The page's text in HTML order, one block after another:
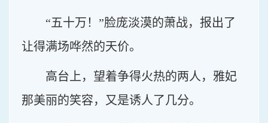
“五十万！”脸庞淡漠的萧战，报出了
让得满场哗然的天价。
高台上，望着争得火热的两人，雅妃
那美丽的笑容，又是诱人了几分。